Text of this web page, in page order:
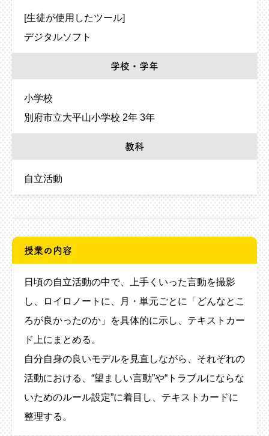
[生徒が使用したツール]
デジタルソフト
学校・学年
小学校
別府市立大平山小学校 2年 3年
教科
自立活動
授業の内容
日頃の自立活動の中で、上手くいった言動を撮影
し、ロイロノートに、月・単元ごとに「どんなとこ
ろが良かったのか」を具体的に示し、テキストカー
ド上にまとめる。
自分自身の良いモデルを見直しながら、それぞれの
活動における、“望ましい言動”や“トラブルにならな
いためのルール設定”に着目し、テキストカードに
整理する。